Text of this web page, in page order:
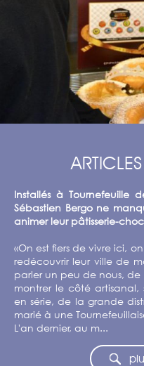
Installés à Tournefeuille
Sébastien Bergo ne
animer leur pâtisserie-
«On est fiers de vivre ici,
redécouvrir leur ville de
parler un peu de nous,
montrer le côté
en série, de la grande
marié à une
L'an dernier, au m...